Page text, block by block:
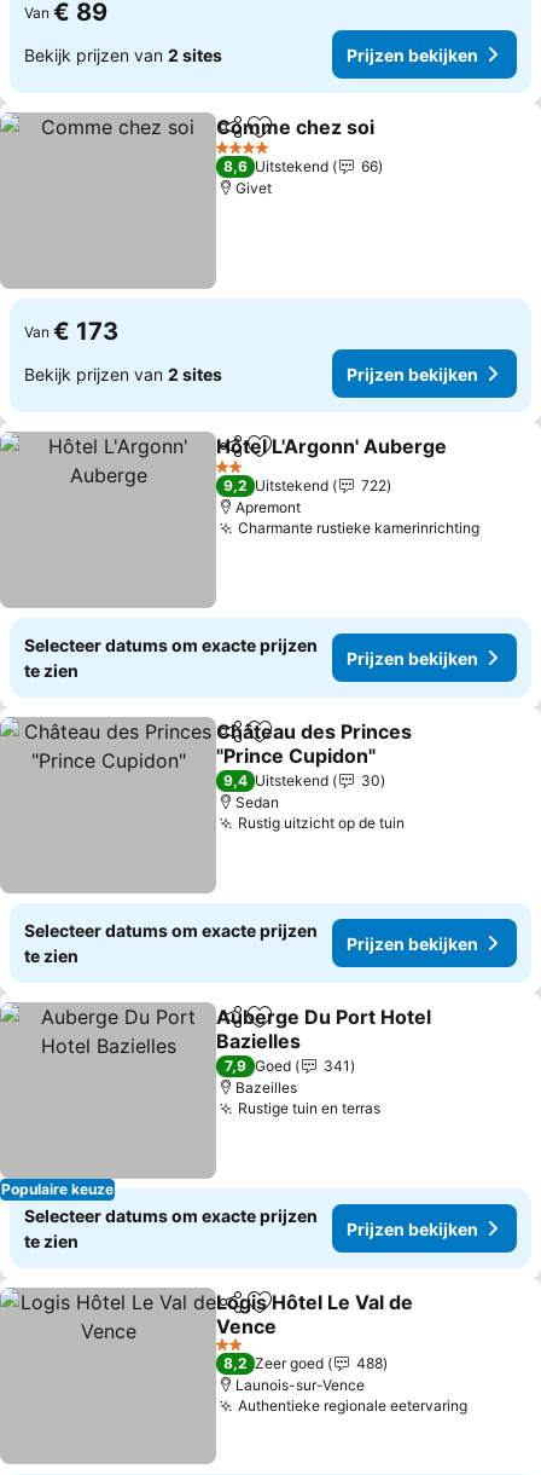
Van € 89
Bekijk prijzen van 2 sites Prijzen bekijken
DelenToevoegen aan favorieten
Comme chez soi
4 Sterren
8,6 Uitstekend
66
Givet
Van € 173
Bekijk prijzen van 2 sites Prijzen bekijken
DelenToevoegen aan favorieten
Hôtel L'Argonn' Auberge
2 Sterren
9,2 Uitstekend
722
Apremont
Charmante rustieke kamerinrichting
Selecteer datums om exacte prijzen
te zien
Prijzen bekijken
DelenToevoegen aan favorieten
Château des Princes
"Prince Cupidon"
9,4 Uitstekend
30
Sedan
Rustig uitzicht op de tuin
Selecteer datums om exacte prijzen
te zien
Prijzen bekijken
Populaire keuze
DelenToevoegen aan favorieten
Auberge Du Port Hotel
Bazielles
7,9 Goed
341
Bazeilles
Rustige tuin en terras
Selecteer datums om exacte prijzen
te zien
Prijzen bekijken
DelenToevoegen aan favorieten
Logis Hôtel Le Val de
Vence
2 Sterren
8,2 Zeer goed
488
Launois-sur-Vence
Authentieke regionale eetervaring